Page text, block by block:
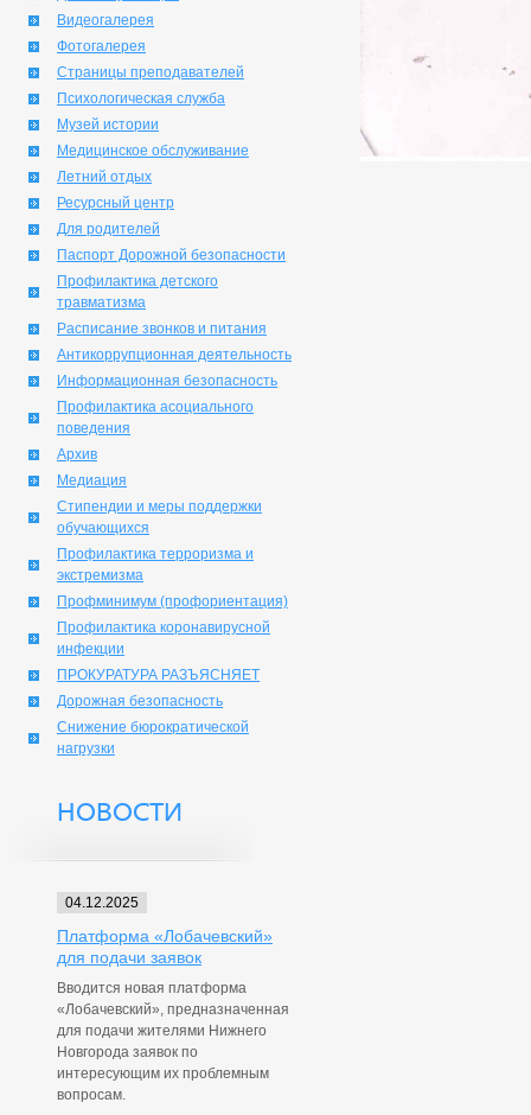
Видеогалерея
Фотогалерея
Страницы преподавателей
Психологическая служба
Музей истории
Медицинское обслуживание
Летний отдых
Ресурсный центр
Для родителей
Паспорт Дорожной безопасности
Профилактика детского
травматизма
Расписание звонков и питания
Антикоррупционная деятельность
Информационная безопасность
Профилактика асоциального
поведения
Архив
Медиация
Стипендии и меры поддержки
обучающихся
Профилактика терроризма и
экстремизма
Профминимум (профориентация)
Профилактика коронавирусной
инфекции
ПРОКУРАТУРА РАЗЪЯСНЯЕТ
Дорожная безопасность
Снижение бюрократической
нагрузки
НОВОСТИ
04.12.2025
Платформа «Лобачевский»
для подачи заявок
Вводится новая платформа
«Лобачевский», предназначенная
для подачи жителями Нижнего
Новгорода заявок по
интересующим их проблемным
вопросам.